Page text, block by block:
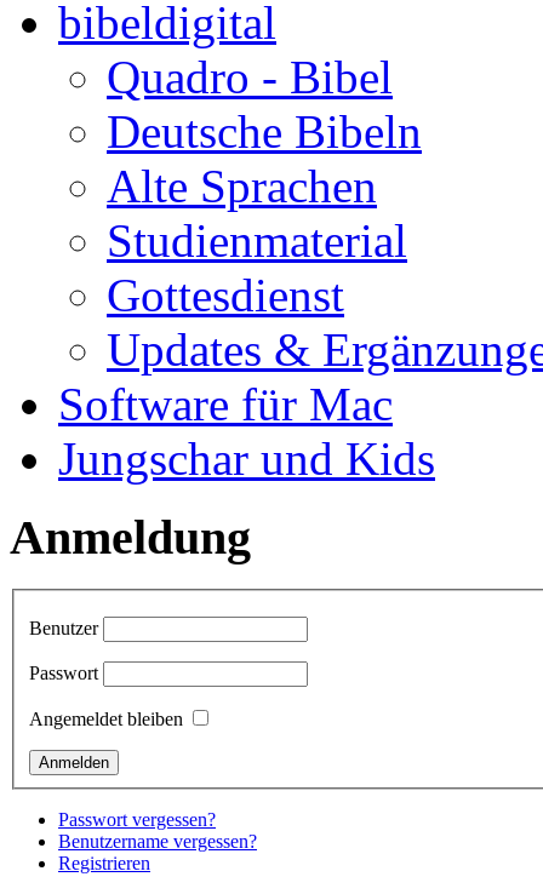
bibeldigital
Quadro - Bibel
Deutsche Bibeln
Alte Sprachen
Studienmaterial
Gottesdienst
Updates &
Software für Mac
Jungschar und Kids
Anmeldung
Benutzer
Passwort
Angemeldet bleiben
Passwort vergessen?
Benutzername vergessen?
Registrieren